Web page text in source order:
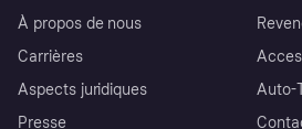
À propos de nous
Carrières
Aspects juridiques
Presse
Auto-